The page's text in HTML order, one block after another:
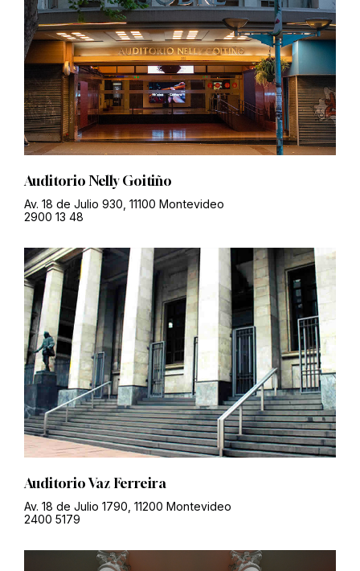
Auditorio Nelly Goitiño
Av. 18 de Julio 930, 11100 Montevideo
2900 13 48
Auditorio Vaz Ferreira
Av. 18 de Julio 1790, 11200 Montevideo
2400 5179